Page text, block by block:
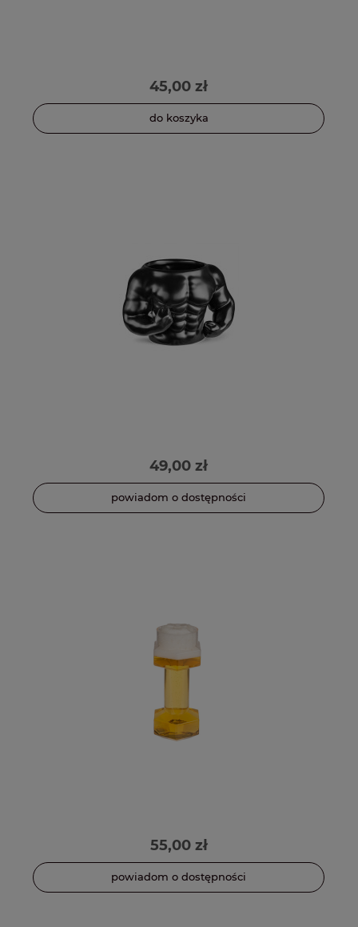
45,00 zł
do koszyka
49,00 zł
powiadom o dostępności
55,00 zł
powiadom o dostępności